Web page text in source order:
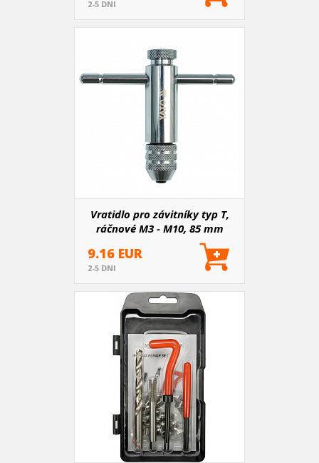
2-5 DNI
Vratidlo pro závitníky typ T,
ráčnové M3 - M10, 85 mm
9.16 EUR
2-5 DNI